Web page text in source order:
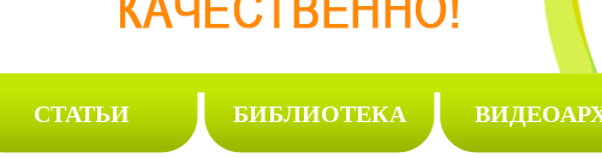
СТАТЬИ БИБЛИОТЕКА